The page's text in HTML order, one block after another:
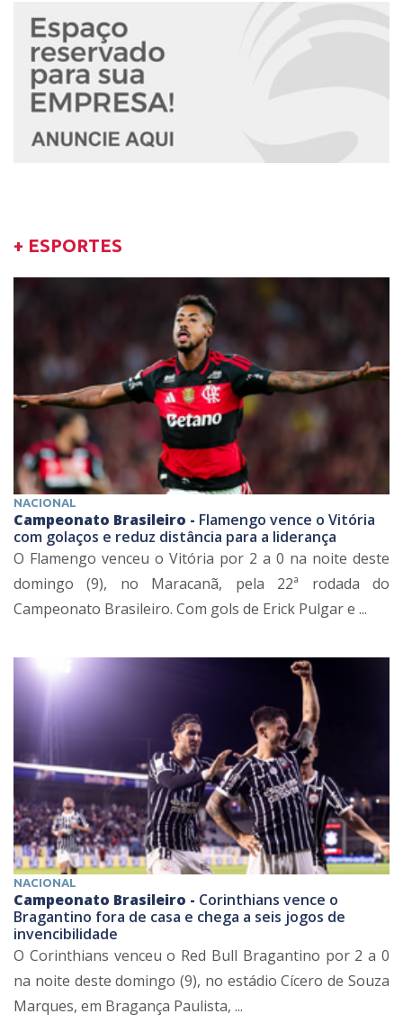
+ ESPORTES
NACIONAL
Campeonato Brasileiro - Flamengo vence o Vitória
com golaços e reduz distância para a liderança
O Flamengo venceu o Vitória por 2 a 0 na noite deste
domingo (9), no Maracanã, pela 22ª rodada do
Campeonato Brasileiro. Com gols de Erick Pulgar e ...
NACIONAL
Campeonato Brasileiro - Corinthians vence o
Bragantino fora de casa e chega a seis jogos de
invencibilidade
O Corinthians venceu o Red Bull Bragantino por 2 a 0
na noite deste domingo (9), no estádio Cícero de Souza
Marques, em Bragança Paulista, ...